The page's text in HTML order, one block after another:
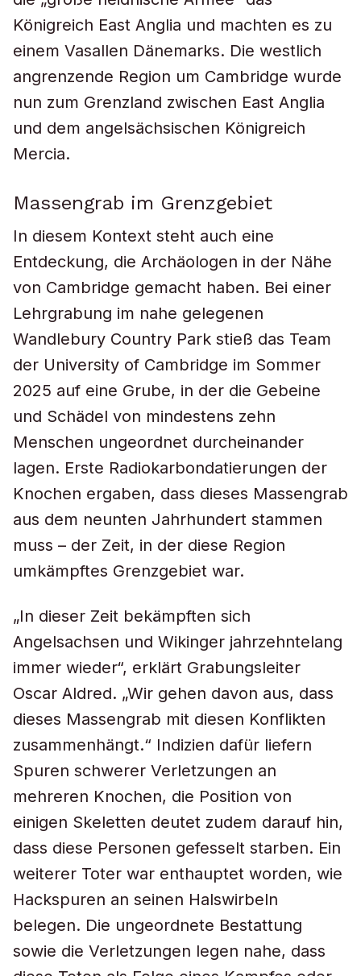
Königreich East Anglia und machten es zu
einem Vasallen Dänemarks. Die westlich
angrenzende Region um Cambridge wurde
nun zum Grenzland zwischen East Anglia
und dem angelsächsischen Königreich
Mercia.
Massengrab im Grenzgebiet
In diesem Kontext steht auch eine
Entdeckung, die Archäologen in der Nähe
von Cambridge gemacht haben. Bei einer
Lehrgrabung im nahe gelegenen
Wandlebury Country Park stieß das Team
der University of Cambridge im Sommer
2025 auf eine Grube, in der die Gebeine
und Schädel von mindestens zehn
Menschen ungeordnet durcheinander
lagen. Erste Radiokarbondatierungen der
Knochen ergaben, dass dieses Massengrab
aus dem neunten Jahrhundert stammen
muss – der Zeit, in der diese Region
umkämpftes Grenzgebiet war.
„In dieser Zeit bekämpften sich
Angelsachsen und Wikinger jahrzehntelang
immer wieder“, erklärt Grabungsleiter
Oscar Aldred. „Wir gehen davon aus, dass
dieses Massengrab mit diesen Konflikten
zusammenhängt.“ Indizien dafür liefern
Spuren schwerer Verletzungen an
mehreren Knochen, die Position von
einigen Skeletten deutet zudem darauf hin,
dass diese Personen gefesselt starben. Ein
weiterer Toter war enthauptet worden, wie
Hackspuren an seinen Halswirbeln
belegen. Die ungeordnete Bestattung
sowie die Verletzungen legen nahe, dass